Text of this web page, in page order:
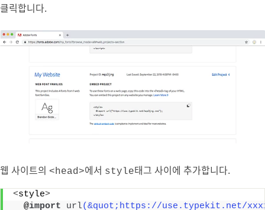
클릭합니다.
웹 사이트의 <head>에서 style태그 사이에 추가합니다.
<style>
  @
import url(&quot;https://use.typekit.net/